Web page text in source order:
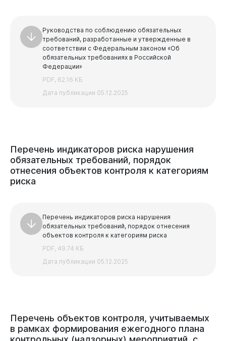
Бизнесу
Руководства по соблюдению обязательных
требований, разработанные и утвержденные в
соответствии с Федеральным законом «Об
обязательных требованиях в Российской
Федерации»
PDF, 62.16 КБ
Дата публикации 05.12.2025
Перечень индикаторов риска нарушения
обязательных требований, порядок
отнесения объектов контроля к категориям
риска
Перечень индикаторов риска нарушения
обязательных требований, порядок отнесения
объектов контроля к категориям риска
PDF, 49.74 КБ
Дата публикации 05.12.2025
Перечень объектов контроля, учитываемых
в рамках формирования ежегодного плана